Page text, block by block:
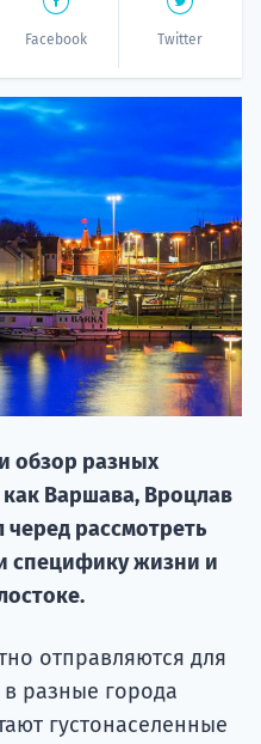
Facebook Twitter
обзор разных
как Варшава, Вроцлав
рассмотреть
специфику жизни и
отправляются для
разные города
густонаселенные
20.09
НАБОР